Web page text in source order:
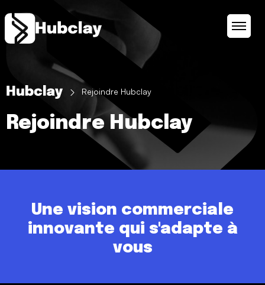
Rejoindre Hubclay
Rejoindre Hubclay
Une vision commerciale
innovante qui s'adapte à
vous